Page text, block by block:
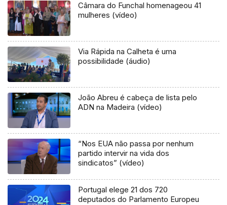
Câmara do Funchal homenageou 41
mulheres (vídeo)
Via Rápida na Calheta é uma
possibilidade (áudio)
João Abreu é cabeça de lista pelo
ADN na Madeira (vídeo)
“Nos EUA não passa por nenhum
partido intervir na vida dos
sindicatos” (vídeo)
Portugal elege 21 dos 720
deputados do Parlamento Europeu